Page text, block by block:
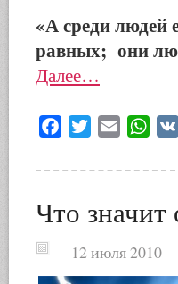
«А среди
равных; они
Далее…
Facebook
Twitter Email
Что значит
12 июля 2010